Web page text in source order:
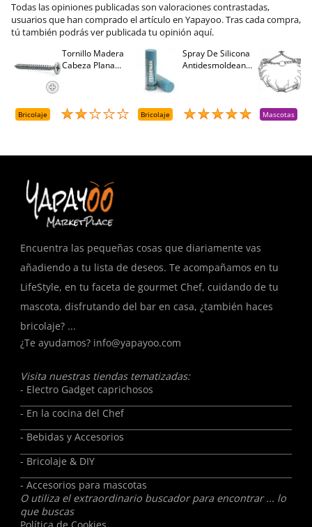
Todas las opiniones publicadas son valoraciones contrastadas,
usuarios que han comprado el artículo en Yapayoo. Tras cada compra,
tú también podrás ver publicada tu opinión aquí.
Tornillo Madera
Cabeza Plana
Bricolaje
Spray De Silicona
Antidesmoldeante
Bricolaje Mascotas
Encuentra las pequeñas cosas que diariamente vas
añadiendo a tu lista de deseos. Te acompañamos en tu
LifeStyle, en tu faceta de gourmet Chef, cuidando de tu
mascota, disfrutando del bar en casa, ¿también haces
bricolaje? ...
¿Te ayudamos? info@yapayoo.com
Visita nuestras tiendas tematizadas:
- Electro Gadget caprichosos
- En la cocina del Chef
- Bebidas y Accesorios
- Bricolaje & DIY
- Accesorios para mascotas
O utiliza el extraordinario buscador para encontrar ... lo
que buscas